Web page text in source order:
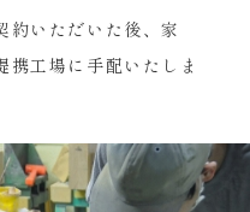
約いただいた後、家
携工場に手配いたしま